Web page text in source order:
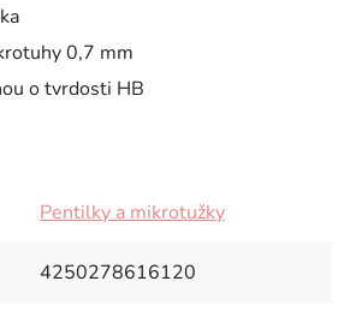
0,7 mm
o tvrdosti HB
Pentilky a mikrotužky
4250278616120